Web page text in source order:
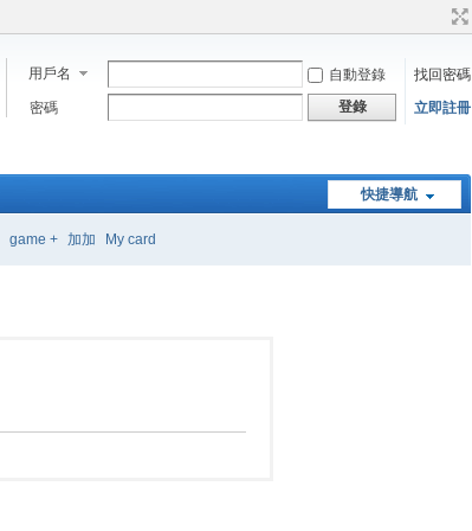
用戶名 自動登錄
找回密碼
密碼
登錄 立即註冊
快捷導航
game + 加加 My card